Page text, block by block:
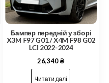
Бампер передній у зборі
X3M F97 G01 / X4M F98 G02
LCI 2022-2024
26,340₴
Читати далі